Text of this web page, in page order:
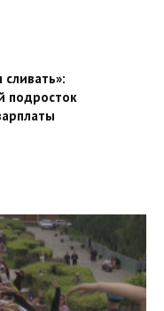
подросток